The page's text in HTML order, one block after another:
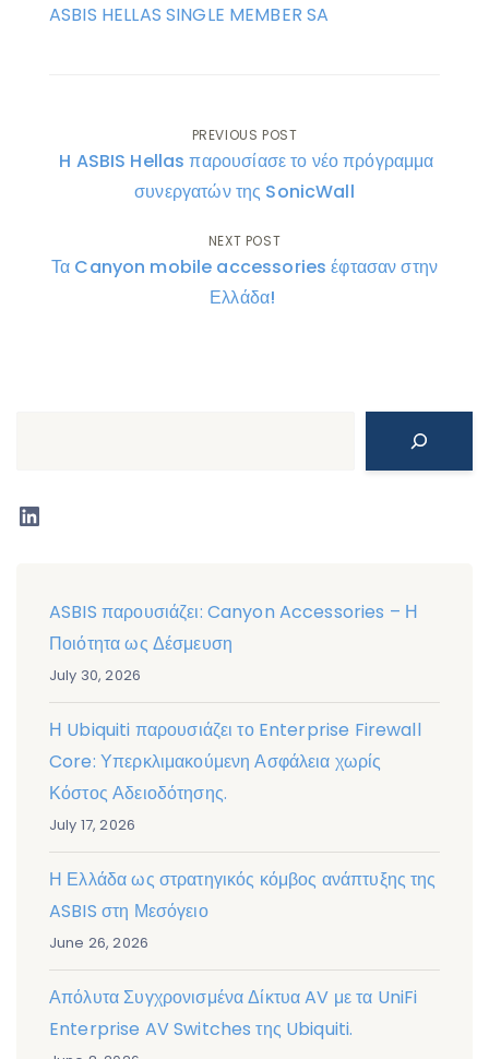
ASBIS HELLAS SINGLE MEMBER SA
Post
navigation
PREVIOUS POST
H ASBIS Hellas παρουσίασε το νέο πρόγραμμα
συνεργατών της SonicWall
NEXT POST
Τα Canyon mobile accessories έφτασαν στην
Ελλάδα!
LinkedIn
ASBIS παρουσιάζει: Canyon Accessories – Η
Ποιότητα ως Δέσμευση
July 30, 2026
Η Ubiquiti παρουσιάζει το Enterprise Firewall
Core: Υπερκλιμακούμενη Ασφάλεια χωρίς
Κόστος Αδειοδότησης.
July 17, 2026
Η Ελλάδα ως στρατηγικός κόμβος ανάπτυξης της
ASBIS στη Μεσόγειο
June 26, 2026
Απόλυτα Συγχρονισμένα Δίκτυα AV με τα UniFi
Enterprise AV Switches της Ubiquiti.